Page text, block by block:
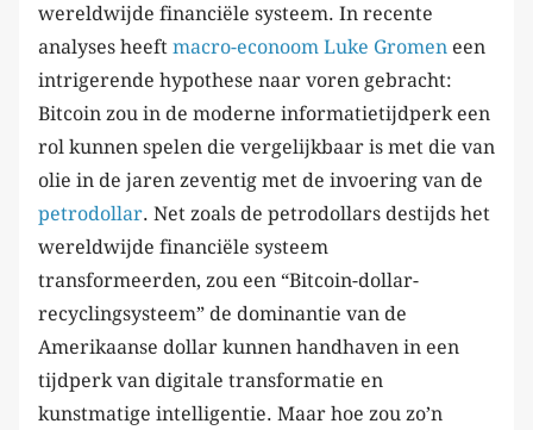
wereldwijde financiële systeem. In recente
analyses heeft macro-econoom Luke Gromen een
intrigerende hypothese naar voren gebracht:
Bitcoin zou in de moderne informatietijdperk een
rol kunnen spelen die vergelijkbaar is met die van
olie in de jaren zeventig met de invoering van de
petrodollar. Net zoals de petrodollars destijds het
wereldwijde financiële systeem
transformeerden, zou een “Bitcoin-dollar-
recyclingsysteem” de dominantie van de
Amerikaanse dollar kunnen handhaven in een
tijdperk van digitale transformatie en
kunstmatige intelligentie. Maar hoe zou zo’n